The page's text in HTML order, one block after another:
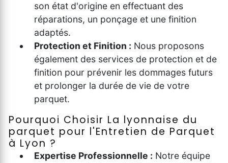
son état d'origine en effectuant des
réparations, un ponçage et une finition
adaptés.
Protection et Finition : Nous proposons
également des services de protection et de
finition pour prévenir les dommages futurs
et prolonger la durée de vie de votre
parquet.
Pourquoi Choisir La lyonnaise du
parquet pour l'Entretien de Parquet
à Lyon ?
Expertise Professionnelle : Notre équipe